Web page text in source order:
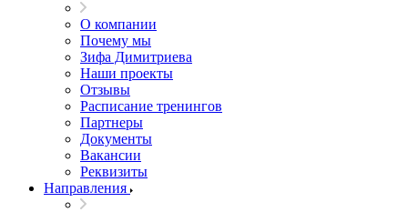
О компании
Почему мы
Зифа Димитриева
Наши проекты
Отзывы
Расписание тренингов
Партнеры
Документы
Вакансии
Реквизиты
Направления